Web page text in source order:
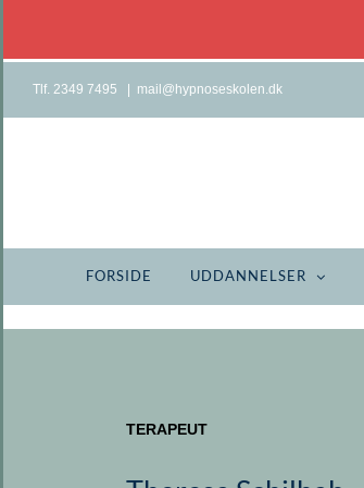
content
Tlf. 2349 7495 | mail@hypnoseskolen.dk
FORSIDE UDDANNELSER
TERAPEUT